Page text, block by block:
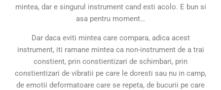
mintea, dar e singurul instrument cand esti acolo. E bun si
asa pentru moment…
Dar daca eviti mintea care compara, adica acest
instrument, iti ramane mintea ca non-instrument de a trai
constient, prin constientizari de schimbari, prin
constientizari de vibratii pe care le doresti sau nu in camp,
de emotii deformatoare care se repeta, de bucurii pe care